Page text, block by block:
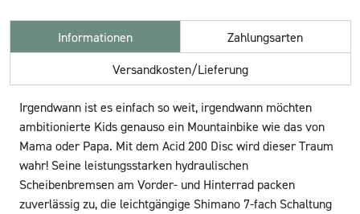
Informationen
Zahlungsarten
Versandkosten/Lieferung
Irgendwann ist es einfach so weit, irgendwann möchten
ambitionierte Kids genauso ein Mountainbike wie das von
Mama oder Papa. Mit dem Acid 200 Disc wird dieser Traum
wahr! Seine leistungsstarken hydraulischen
Scheibenbremsen am Vorder- und Hinterrad packen
zuverlässig zu, die leichtgängige Shimano 7-fach Schaltung